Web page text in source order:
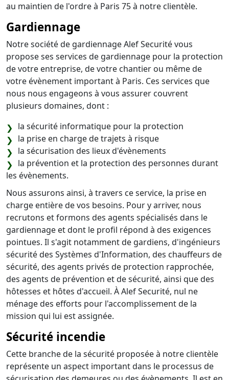
au maintien de l'ordre à Paris 75 à notre clientèle.
Gardiennage
Notre société de gardiennage Alef Securité vous
propose ses services de gardiennage pour la protection
de votre entreprise, de votre chantier ou même de
votre évènement important à Paris. Ces services que
nous nous engageons à vous assurer couvrent
plusieurs domaines, dont :
la sécurité informatique pour la protection
la prise en charge de trajets à risque
la sécurisation des lieux d'évènements
la prévention et la protection des personnes durant
les évènements.
Nous assurons ainsi, à travers ce service, la prise en
charge entière de vos besoins. Pour y arriver, nous
recrutons et formons des agents spécialisés dans le
gardiennage et dont le profil répond à des exigences
pointues. Il s'agit notamment de gardiens, d'ingénieurs
sécurité des Systèmes d'Information, des chauffeurs de
sécurité, des agents privés de protection rapprochée,
des agents de prévention et de sécurité, ainsi que des
hôtesses et hôtes d'accueil. À Alef Securité, nul ne
ménage des efforts pour l'accomplissement de la
mission qui lui est assignée.
Sécurité incendie
Cette branche de la sécurité proposée à notre clientèle
représente un aspect important dans le processus de